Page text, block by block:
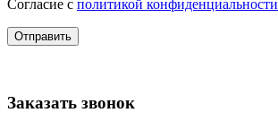
Согласие с политикой конфиденциальности
Заказать звонок